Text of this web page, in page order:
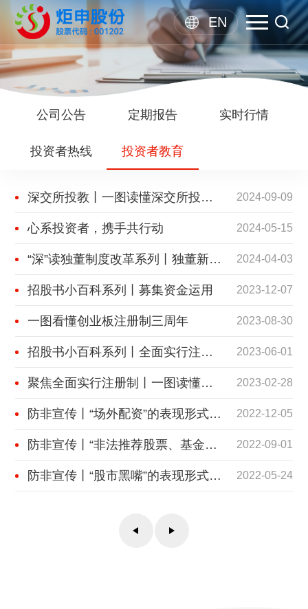
EN
公司公告 定期报告 实时行情
投资者热线 投资者教育
2024-09-09
深交所投教丨一图读懂深交所投资价值研究报告有关指引要点
2024-05-15
心系投资者，携手共行动
2024-04-03
“深”读独董制度改革系列丨独董新规快问快答
2023-12-07
招股书小百科系列丨募集资金运用
2023-08-30
一图看懂创业板注册制三周年
2023-06-01
招股书小百科系列丨全面实行注册制招股书主要变化
2023-02-28
聚焦全面实行注册制丨一图读懂深交所首次公开发行股票上市审核
2022-12-05
防非宣传丨“场外配资”的表现形式和政策界限
2022-09-01
防非宣传丨“非法推荐股票、基金、期货”的表现形式和政策界限
2022-05-24
防非宣传丨“股市黑嘴”的表现形式和政策界限